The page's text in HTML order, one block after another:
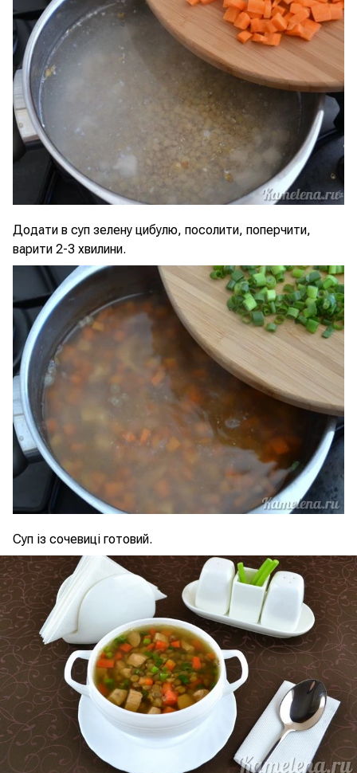
Додати в суп зелену цибулю, посолити, поперчити,
варити 2-3 хвилини.
Суп із сочевиці готовий.